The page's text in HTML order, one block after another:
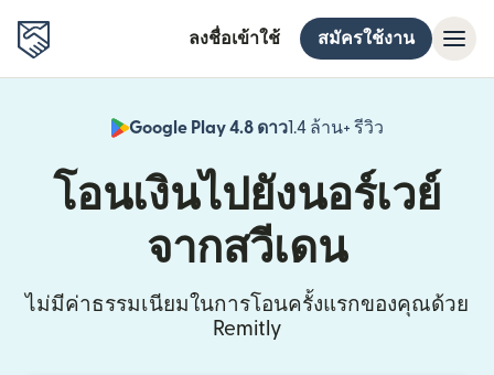
ลงชื่อเข้าใช้ สมัครใช้งาน
Google Play 4.8 ดาว1.4 ล้าน+ รีวิว
(เปิดในหน้าต่
โอนเงินไปยังนอร์เวย์
จากสวีเดน
ไม่มีค่าธรรมเนียมในการโอนครั้งแรกของคุณด้วย
Remitly